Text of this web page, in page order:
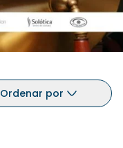
Ordenar por